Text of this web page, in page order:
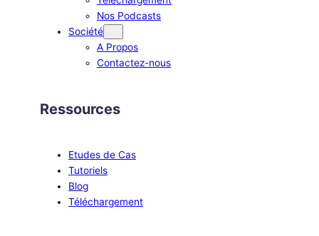
Nos Podcasts
Société
A Propos
Contactez-nous
Ressources
Etudes de Cas
Tutoriels
Blog
Téléchargement